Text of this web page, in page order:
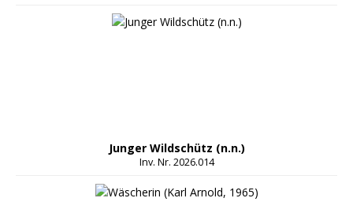
Junger Wildschütz (n.n.)
Inv. Nr. 2026.014